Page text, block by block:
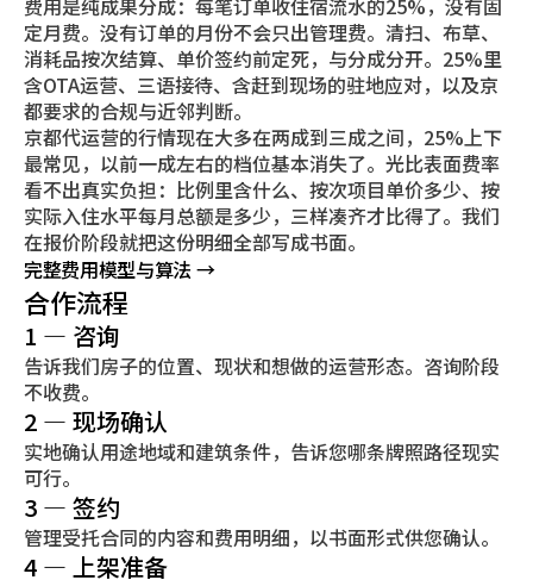
费用是纯成果分成：每笔订单收住宿流水的25%，没有固
定月费。没有订单的月份不会只出管理费。清扫、布草、
消耗品按次结算、单价签约前定死，与分成分开。25%里
含OTA运营、三语接待、含赶到现场的驻地应对，以及京
都要求的合规与近邻判断。
京都代运营的行情现在大多在两成到三成之间，25%上下
最常见，以前一成左右的档位基本消失了。光比表面费率
看不出真实负担：比例里含什么、按次项目单价多少、按
实际入住水平每月总额是多少，三样凑齐才比得了。我们
在报价阶段就把这份明细全部写成书面。
完整费用模型与算法 →
合作流程
1 — 咨询
告诉我们房子的位置、现状和想做的运营形态。咨询阶段
不收费。
2 — 现场确认
实地确认用途地域和建筑条件，告诉您哪条牌照路径现实
可行。
3 — 签约
管理受托合同的内容和费用明细，以书面形式供您确认。
4 — 上架准备